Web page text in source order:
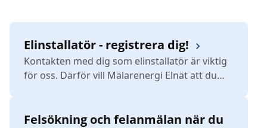
Elinstallatör - registrera dig!
Kontakten med dig som elinstallatör är viktig
för oss. Därför vill Mälarenergi Elnät att du
Felsökning och felanmälan när du